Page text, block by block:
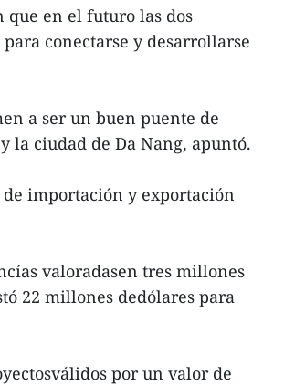
que en el futuro las dos
conectarse y desarrollarse
a ser un buen puente de
la ciudad de Da Nang, apuntó.
importación y exportación
valoradasen tres millones
22 millones dedólares para
por un valor de